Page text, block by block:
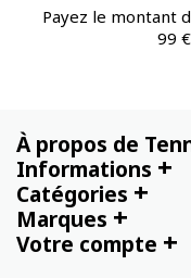
Payez le montant
99
À propos de
Informations +
Catégories +
Marques +
Votre compte +